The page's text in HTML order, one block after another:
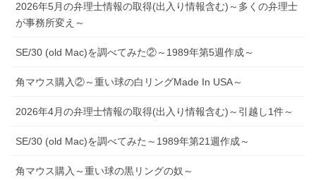
2026年5月の弁理士情報の取得(出入り情報含む)～多くの弁理士
が事務所変え～
SE/30 (old Mac)を調べてみた②～1989年第5週作成～
角マウス購入②～重い球の白リングMade In USA～
2026年4月の弁理士情報の取得(出入り情報含む)～引越し1件～
SE/30 (old Mac)を調べてみた～1989年第21週作成～
角マウス購入～重い球の黒リングの奴～